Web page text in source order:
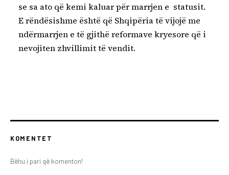
se sa ato që kemi kaluar për marrjen e statusit.
E rëndësishme është që Shqipëria të vijojë me
ndërmarrjen e të gjithë reformave kryesore që i
nevojiten zhvillimit të vendit.
KOMENTET
Bëhu i pari që komenton!